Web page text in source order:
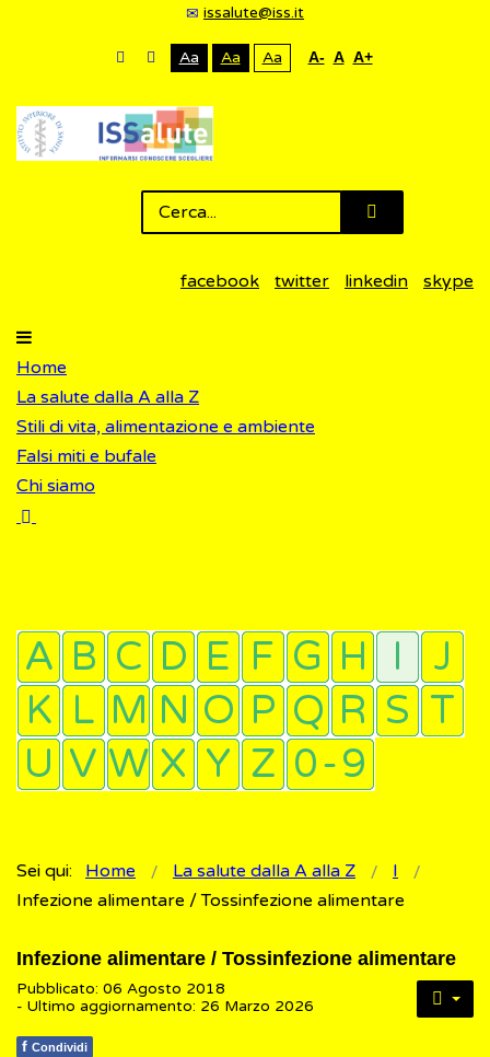
issalute@iss.it
Aa Aa Aa A- A A+
facebook twitter linkedin skype
Home
La salute dalla A alla Z
Stili di vita, alimentazione e ambiente
Falsi miti e bufale
Chi siamo
Sei qui: Home La salute dalla A alla Z
I
Infezione alimentare / Tossinfezione alimentare
Infezione alimentare / Tossinfezione alimentare
Pubblicato: 06 Agosto 2018
- Ultimo aggiornamento: 26 Marzo 2026
f Condividi